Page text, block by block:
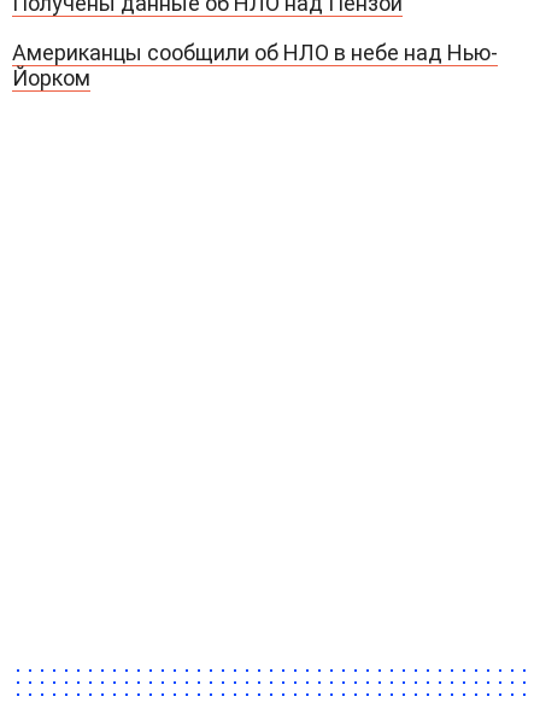
Американцы сообщили об НЛО в небе над Нью-
Йорком